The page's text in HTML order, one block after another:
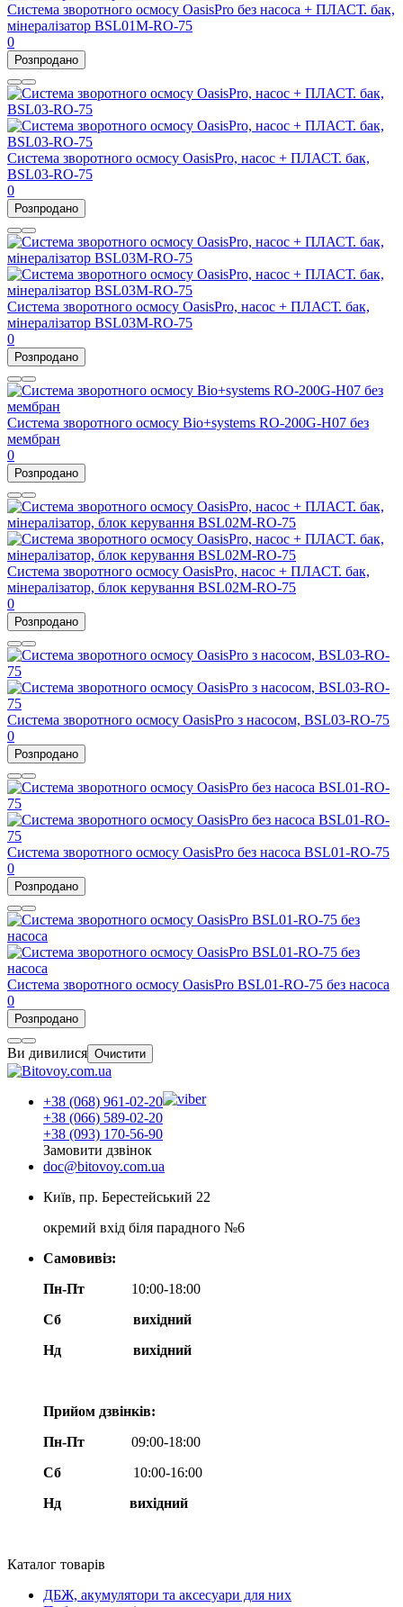
Система зворотного осмосу OasisPro без насоса + ПЛАСТ. бак,
мінералізатор BSL01M-RO-75
0
Розпродано
Система зворотного осмосу OasisPro, насос + ПЛАСТ. бак,
BSL03-RO-75
0
Розпродано
Система зворотного осмосу OasisPro, насос + ПЛАСТ. бак,
мінералізатор BSL03M-RO-75
0
Розпродано
Система зворотного осмосу Bio+systems RO-200G-H07 без
мембран
0
Розпродано
Система зворотного осмосу OasisPro, насос + ПЛАСТ. бак,
мінералізатор, блок керування BSL02M-RO-75
0
Розпродано
Система зворотного осмосу OasisPro з насосом, BSL03-RO-75
0
Розпродано
Система зворотного осмосу OasisPro без насоса BSL01-RO-75
0
Розпродано
Система зворотного осмосу OasisPro BSL01-RO-75 без насоса
0
Розпродано
Ви дивилися Очистити
+38 (068) 961-02-20
+38 (066) 589-02-20
+38 (093) 170-56-90
Замовити дзвінок
doc@bitovoy.com.ua
Київ, пр. Берестейський 22
окремий вхід біля парадного №6
Самовивіз:
Пн-Пт
10:00-18:00
Сб
вихідний
Нд
вихідний
Прийом дзвінків:
Пн-Пт
09:00-18:00
Сб
10:00-16:00
Нд вихідний
Каталог товарів
ДБЖ, акумулятори та аксесуари для них